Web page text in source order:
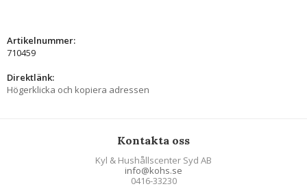
Artikelnummer:
710459
Direktlänk:
Högerklicka och kopiera adressen
Kontakta oss
Kyl & Hushållscenter Syd AB
info@kohs.se
0416-33230